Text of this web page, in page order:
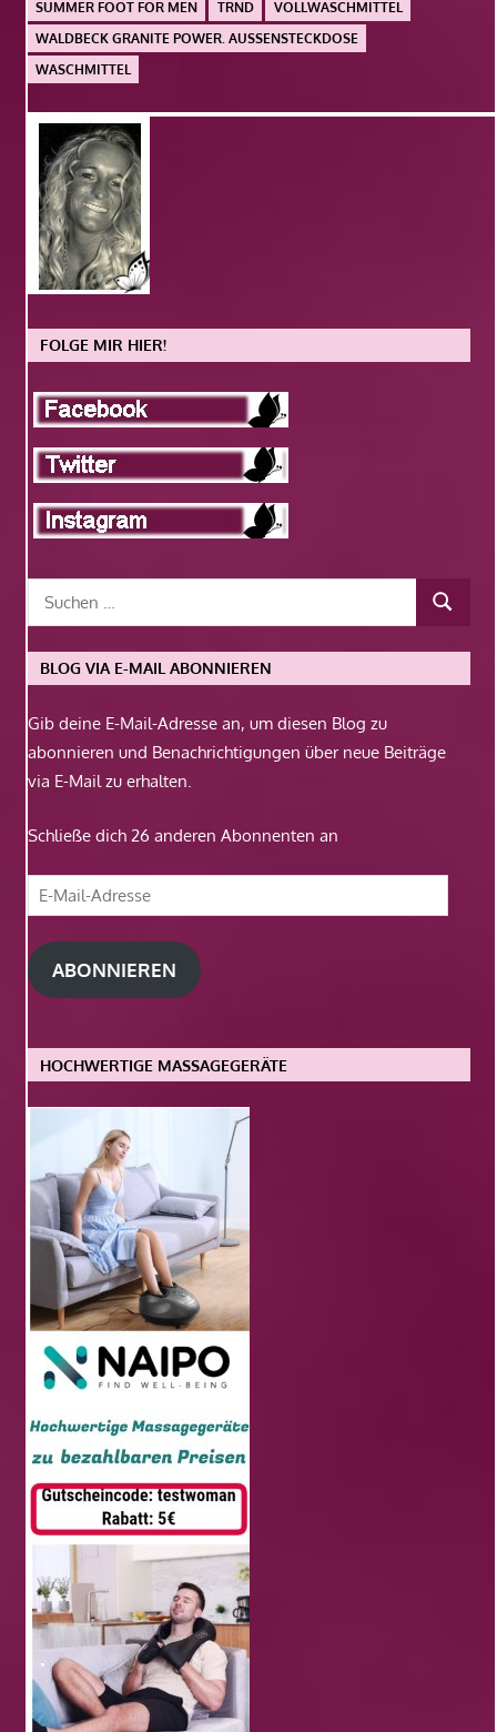
SUMMER FOOT FOR MEN TRND
VOLLWASCHMITTEL
WALDBECK GRANITE POWER. AUSSENSTECKDOSE
WASCHMITTEL
FOLGE MIR HIER!
BLOG VIA E-MAIL ABONNIEREN
Gib deine E-Mail-Adresse an, um diesen Blog zu
abonnieren und Benachrichtigungen über neue Beiträge
via E-Mail zu erhalten.
Schließe dich 26 anderen Abonnenten an
E-
Mail-
Adresse
ABONNIEREN
HOCHWERTIGE MASSAGEGERÄTE